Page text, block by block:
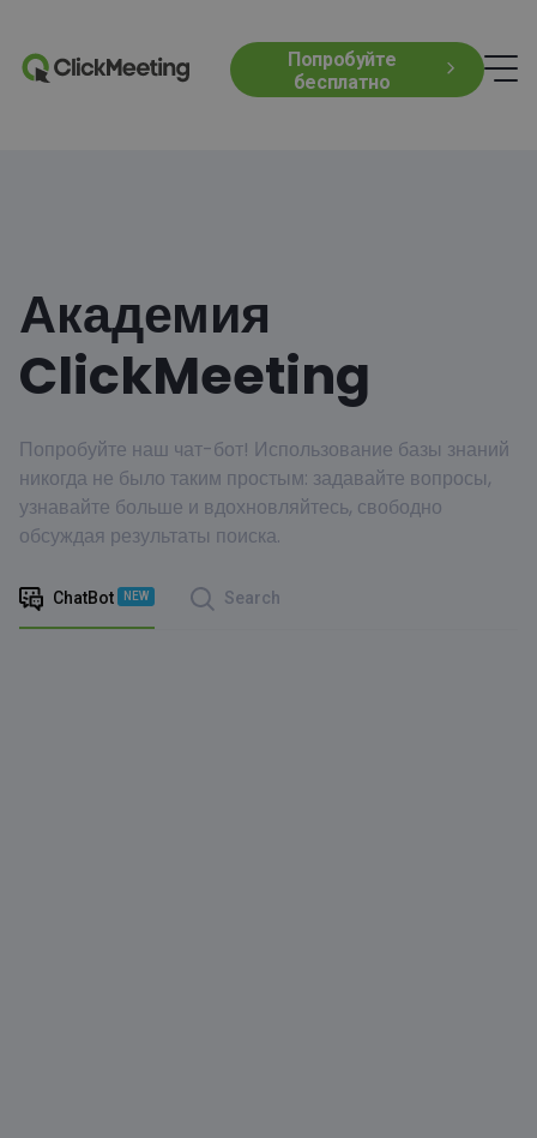
Попробуйте
бесплатно
Академия
ClickMeeting
Попробуйте наш чат-бот! Использование базы знаний
никогда не было таким простым: задавайте вопросы,
узнавайте больше и вдохновляйтесь, свободно
обсуждая результаты поиска.
ChatBot NEW Search